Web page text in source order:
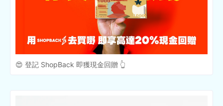
😍 登記 ShopBack 即獲現金回贈 👆